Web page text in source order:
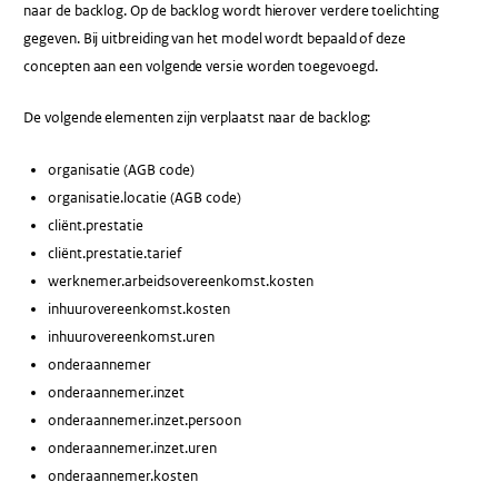
naar de backlog. Op de backlog wordt hierover verdere toelichting
gegeven. Bij uitbreiding van het model wordt bepaald of deze
concepten aan een volgende versie worden toegevoegd.
De volgende elementen zijn verplaatst naar de backlog:
organisatie (AGB code)
organisatie.locatie (AGB code)
cliënt.prestatie
cliënt.prestatie.tarief
werknemer.arbeidsovereenkomst.kosten
inhuurovereenkomst.kosten
inhuurovereenkomst.uren
onderaannemer
onderaannemer.inzet
onderaannemer.inzet.persoon
onderaannemer.inzet.uren
onderaannemer.kosten